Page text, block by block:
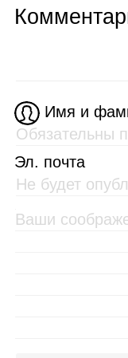
Имя и
Эл. почта